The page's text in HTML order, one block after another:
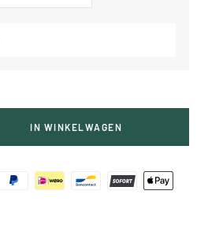
IN WINKELWAGEN